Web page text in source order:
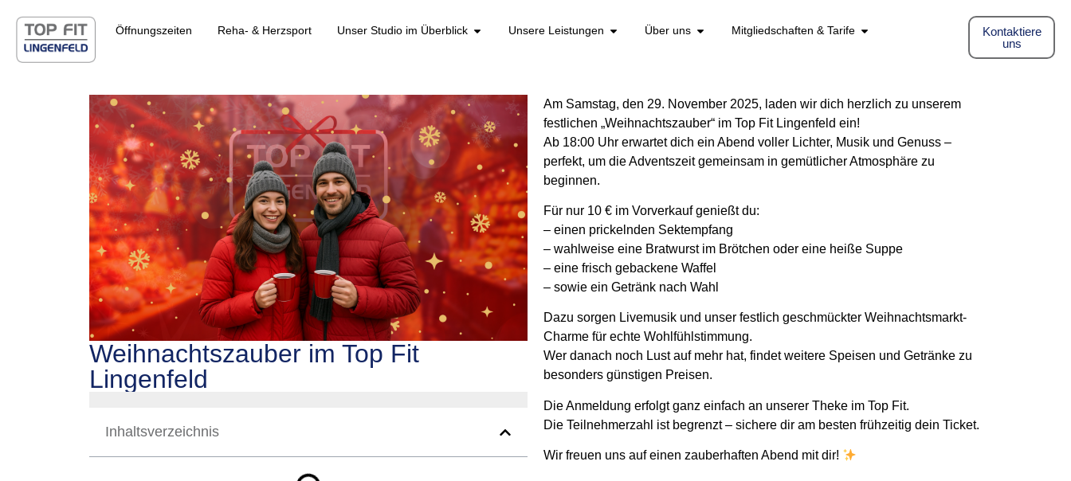
Öffnungszeiten Reha- & Herzsport Unser Studio im Überblick Unsere Leistungen Über uns Mitgliedschaften & Tarife
Kontaktiere
uns
Weihnachtszauber im Top Fit
Lingenfeld
Inhaltsverzeichnis
Am Samstag, den 29. November 2025, laden wir dich herzlich zu unserem
festlichen „Weihnachtszauber“ im Top Fit Lingenfeld ein!
Ab 18:00 Uhr erwartet dich ein Abend voller Lichter, Musik und Genuss –
perfekt, um die Adventszeit gemeinsam in gemütlicher Atmosphäre zu
beginnen.
Für nur 10 € im Vorverkauf genießt du:
– einen prickelnden Sektempfang
– wahlweise eine Bratwurst im Brötchen oder eine heiße Suppe
– eine frisch gebackene Waffel
– sowie ein Getränk nach Wahl
Dazu sorgen Livemusik und unser festlich geschmückter Weihnachtsmarkt-
Charme für echte Wohlfühlstimmung.
Wer danach noch Lust auf mehr hat, findet weitere Speisen und Getränke zu
besonders günstigen Preisen.
Die Anmeldung erfolgt ganz einfach an unserer Theke im Top Fit.
Die Teilnehmerzahl ist begrenzt – sichere dir am besten frühzeitig dein Ticket.
Wir freuen uns auf einen zauberhaften Abend mit dir!